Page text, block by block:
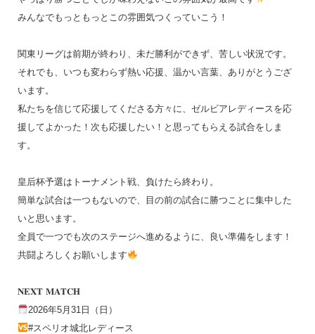
みんなでもっともっとこの雰囲気つくっていこう！
関東リーグは前期が終わり、未だ勝利ができず、苦しい状況です。
それでも、いつも変わらず熱い応援、温かい言葉、ありがとうござ
います。
私たちを信じて応援してくださる方々に、ゼルビアレディースを応
援してよかった！次も応援したい！と思ってもらえる試合をしま
す。
皇后杯予選はトーナメント戦、負けたら終わり。
簡単な試合は一つもないので、目の前の試合に勝つことに集中した
いと思います。
全員で一つでも次のステージへ進めるように、良い準備をします！
共闘よろしくお願いします
𝐍𝐄𝐗𝐓 𝐌𝐀𝐓𝐂𝐇
2026年5月31日（日）
#スペリオ城北レディース